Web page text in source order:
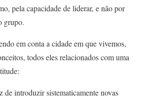
pela capacidade de liderar, e não por
grupo.
em conta a cidade em que vivemos,
todos eles relacionados com uma
de introduzir sistematicamente novas